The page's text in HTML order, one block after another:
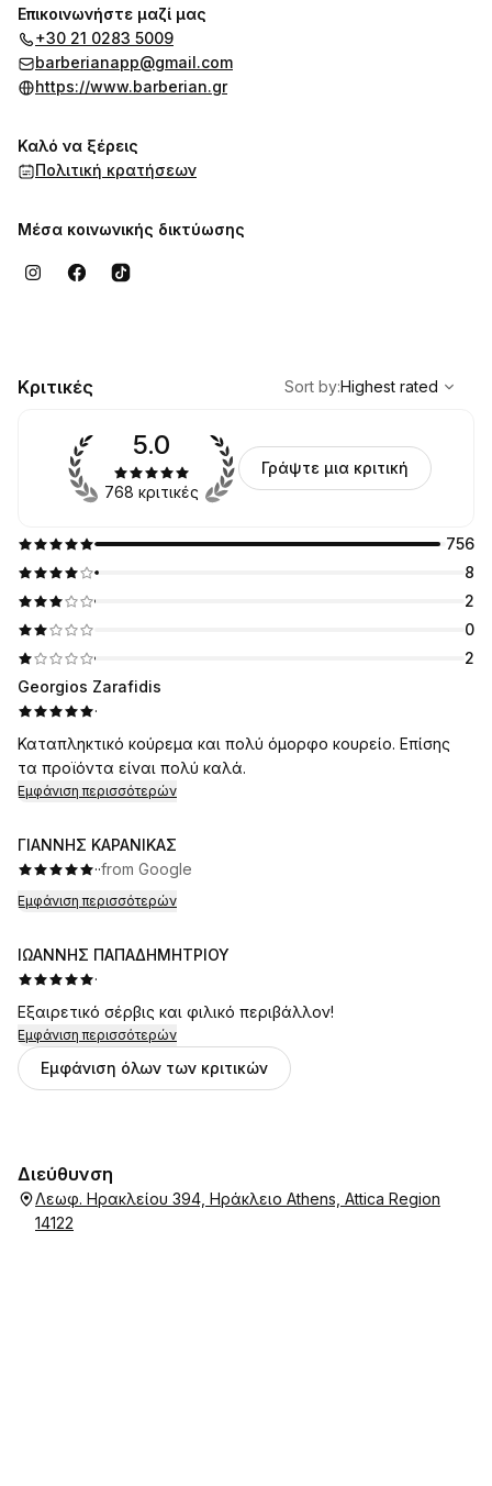
Επικοινωνήστε μαζί μας
+30 21 0283 5009
barberianapp@gmail.com
https://www.barberian.gr
Καλό να ξέρεις
Πολιτική κρατήσεων
Μέσα κοινωνικής δικτύωσης
Κριτικές
Highest rated
Sort by:Highest rated
756
8
2
0
2
5.0
768 κριτικές
Γράψτε μια κριτική
Georgios Zarafidis
·
Καταπληκτικό κούρεμα και πολύ όμορφο κουρείο. Επίσης
τα προϊόντα είναι πολύ καλά.
Εμφάνιση περισσότερών
ΓΙΑΝΝΗΣ ΚΑΡΑΝΙΚΑΣ
··from Google
Εμφάνιση περισσότερών
ΙΩΑΝΝΗΣ ΠΑΠΑΔΗΜΗΤΡΙΟΥ
·
Εξαιρετικό σέρβις και φιλικό περιβάλλον!
Εμφάνιση περισσότερών
Εμφάνιση όλων των κριτικών
Διεύθυνση
Λεωφ. Ηρακλείου 394, Ηράκλειο Athens, Attica Region
14122